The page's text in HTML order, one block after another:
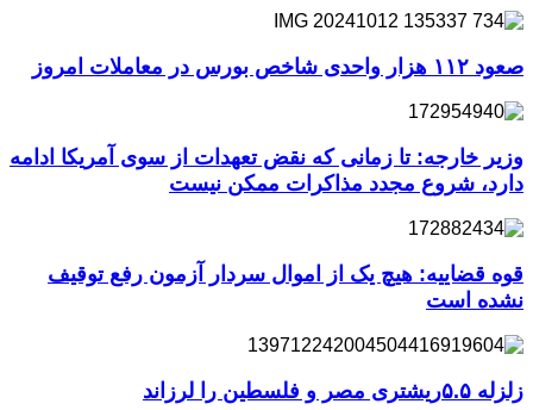
صعود ۱۱۲ هزار واحدی شاخص بورس در معاملات امروز
وزیر خارجه: تا زمانی که نقض تعهدات از سوی آمریکا ادامه
دارد، شروع مجدد مذاکرات ممکن نیست
قوه قضاییه: هیچ یک از اموال سردار آزمون رفع توقیف
نشده است
زلزله ۵.۵ریشتری مصر و فلسطین را لرزاند